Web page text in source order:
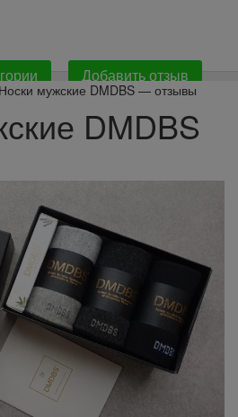
Добавить отзыв
мужские DMDBS — отзывы
DMDBS